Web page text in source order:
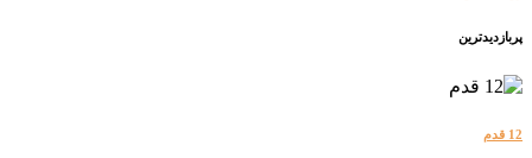
پربازدیدترین
12 قدم